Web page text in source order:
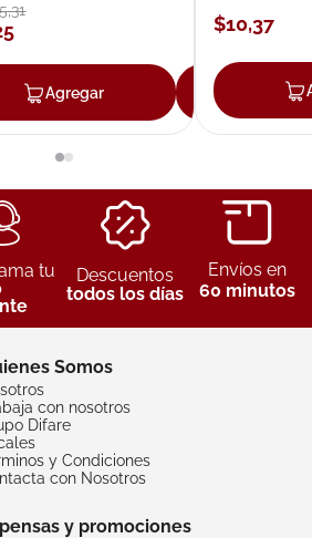
Agregar
,31
Agregar
$10,37
tu
Descuentos
todos los días
Envíos en
60 minutos
Somos
con nosotros
Difare
y Condiciones
con Nosotros
y promociones